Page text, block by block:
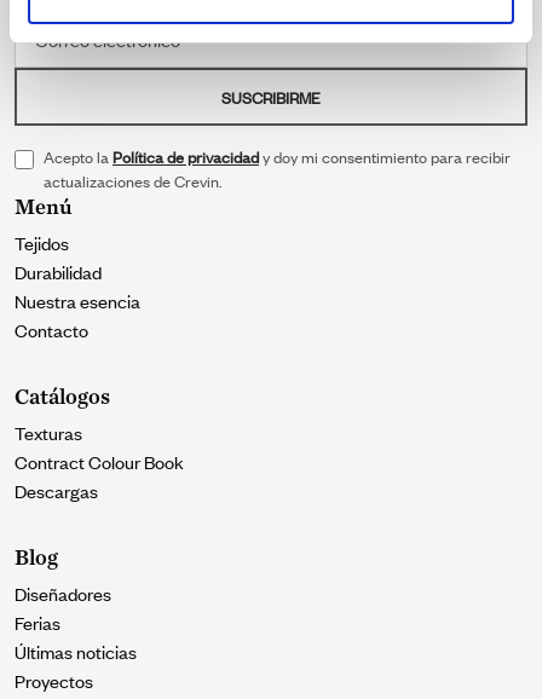
Correo electrónico
SUSCRIBIRME
Acepto laPolítica de privacidady doy mi consentimiento para recibir
actualizaciones de Crevin.
Menú
Tejidos
Durabilidad
Nuestra esencia
Contacto
Catálogos
Texturas
Contract Colour Book
Descargas
Blog
Diseñadores
Ferias
Últimas noticias
Proyectos